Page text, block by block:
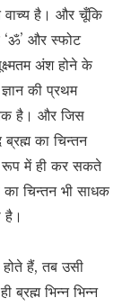
वाच्य है। और चूँकि
‘ॐ’ और स्फोट
अंश होने के
की प्रथम
है। और जिस
का चिन्तन
रूप में ही कर सकते
चिन्तन भी साधक
है।
हैं, तब उसी
भिन्न भिन्न